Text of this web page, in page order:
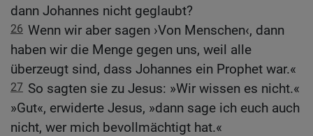
dann Johannes nicht geglaubt?
26 Wenn wir aber sagen ›Von Menschen‹, dann
haben wir die Menge gegen uns, weil alle
überzeugt sind, dass Johannes ein Prophet war.«
27 So sagten sie zu Jesus: »Wir wissen es nicht.«
»Gut«, erwiderte Jesus, »dann sage ich euch auch
nicht, wer mich bevollmächtigt hat.«